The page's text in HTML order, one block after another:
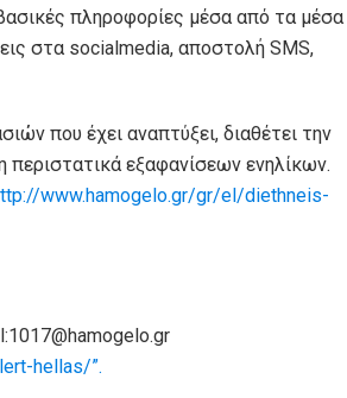
πληροφορίες μέσα από τα μέσα
στα socialmedia, αποστολή SMS,
που έχει αναπτύξει, διαθέτει την
περιστατικά εξαφανίσεων ενηλίκων.
www.hamogelo.gr/gr/el/diethneis-
hellas/”.